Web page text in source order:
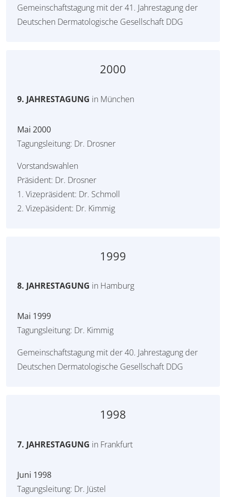
Gemeinschaftstagung mit der 41. Jahrestagung der
Deutschen Dermatologische Gesellschaft DDG
2000
9. JAHRESTAGUNG in München
Mai 2000
Tagungsleitung: Dr. Drosner
Vorstandswahlen
Präsident: Dr. Drosner
1. Vizepräsident: Dr. Schmoll
2. Vizepäsident: Dr. Kimmig
1999
8. JAHRESTAGUNG in Hamburg
Mai 1999
Tagungsleitung: Dr. Kimmig
Gemeinschaftstagung mit der 40. Jahrestagung der
Deutschen Dermatologische Gesellschaft DDG
1998
7. JAHRESTAGUNG in Frankfurt
Juni 1998
Tagungsleitung: Dr. Jüstel